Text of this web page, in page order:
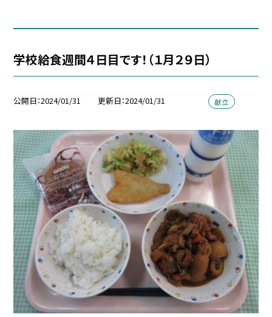
学校給食週間４日目です！（１月２９日）
公開日 2024/01/31 更新日 2024/01/31 献立